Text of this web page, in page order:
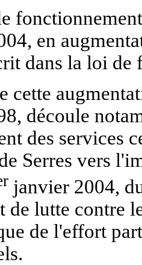
en
dans la loi
cette
découle
des services
Serres vers
janvier 2004,
de lutte contre
de l'effort